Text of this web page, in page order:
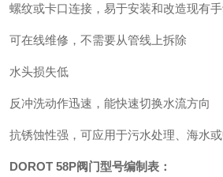
螺纹或卡口连接，易于安装和改造现有
可在线维修，不需要从管线上拆除
水头损失低
反冲洗动作迅速，能快速切换水流方向
抗锈蚀性强，可应用于污水处理、海水
DOROT 58P阀门型号编制表：